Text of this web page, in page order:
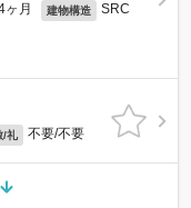
ヶ月 建物構造 SRC
/礼 不要/不要